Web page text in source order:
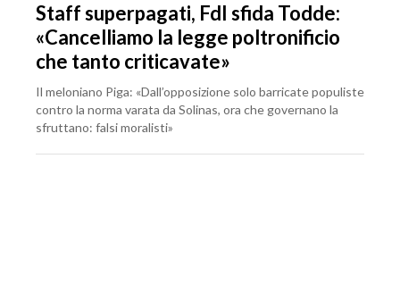
Staff superpagati, FdI sfida Todde:
«Cancelliamo la legge poltronificio
che tanto criticavate»
Il meloniano Piga: «Dall’opposizione solo barricate populiste
contro la norma varata da Solinas, ora che governano la
sfruttano: falsi moralisti»